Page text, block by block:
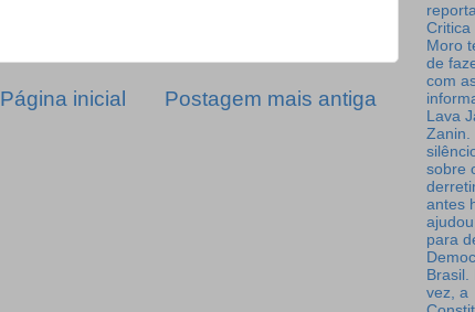
Postagem mais antiga
Página inicial
Critica
Moro
de
com
Lava
Zanin.
sobre
antes
para
Brasil.
vez, a